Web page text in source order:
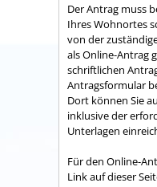
Der Antrag muss
Ihres Wohnortes
von der
als Online-Antrag
schriftlichen
Antragsformular
Dort können Sie
inklusive der
Unterlagen
Für den Online-
Link auf dieser